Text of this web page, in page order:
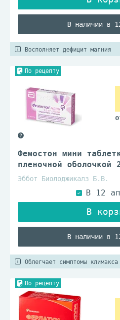
В наличии в
Восполняет дефицит магния
По рецепту
Фемостон мини
пленочной оболочкой
Эббот Биолоджикалз Б.В.
В наличии в
Облегчает симптомы климакса
По рецепту